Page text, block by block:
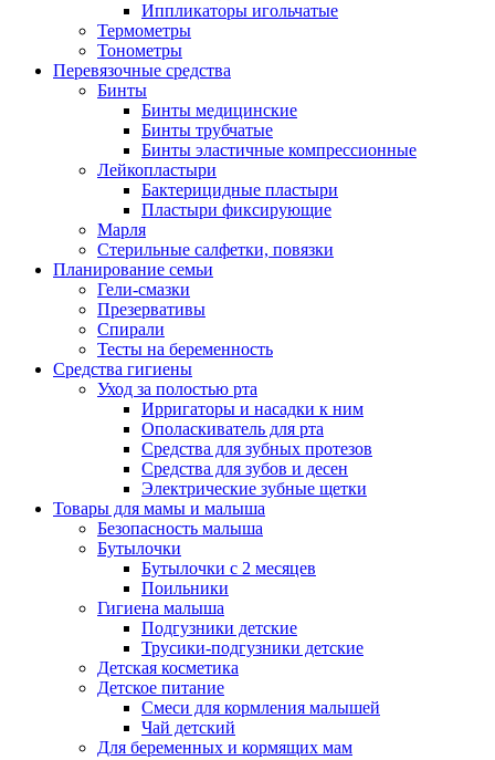
Иппликаторы игольчатые
Термометры
Тонометры
Перевязочные средства
Бинты
Бинты медицинские
Бинты трубчатые
Бинты эластичные компрессионные
Лейкопластыри
Бактерицидные пластыри
Пластыри фиксирующие
Марля
Стерильные салфетки, повязки
Планирование семьи
Гели-смазки
Презервативы
Спирали
Тесты на беременность
Средства гигиены
Уход за полостью рта
Ирригаторы и насадки к ним
Ополаскиватель для рта
Средства для зубных протезов
Средства для зубов и десен
Электрические зубные щетки
Товары для мамы и малыша
Безопасность малыша
Бутылочки
Бутылочки с 2 месяцев
Поильники
Гигиена малыша
Подгузники детские
Трусики-подгузники детские
Детская косметика
Детское питание
Смеси для кормления малышей
Чай детский
Для беременных и кормящих мам